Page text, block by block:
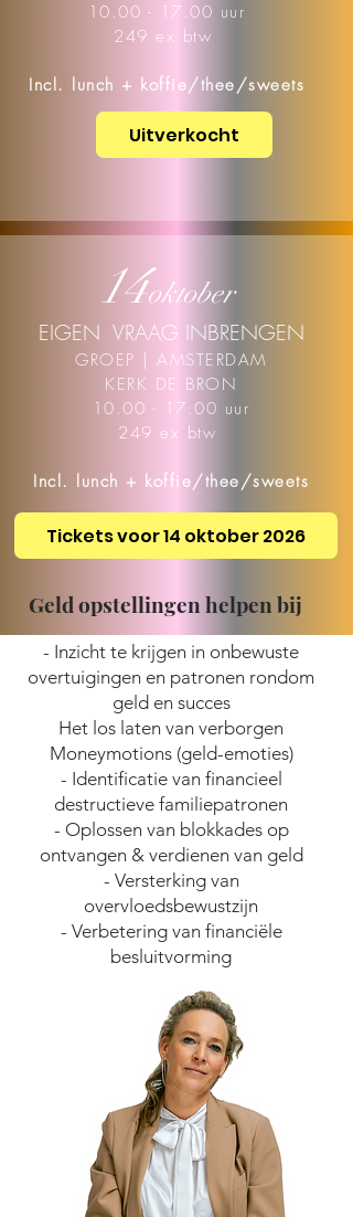
10.00 - 17.00 uur
249 ex btw
Incl. lunch + koffie/thee/sweets
Uitverkocht
14oktober
EIGEN VRAAG INBRENGEN
GROEP | AMSTERDAM
KERK DE BRON
10.00 - 17.00 uur
249 ex btw
Incl. lunch + koffie/thee/sweets
Tickets voor 14 oktober 2026
Geld opstellingen helpen bij
- Inzicht te krijgen in onbewuste
overtuigingen en patronen rondom
geld en succes
Het los laten van verborgen
Moneymotions (geld-emoties)
- Identificatie van financieel
destructieve familiepatronen
- Oplossen van blokkades op
ontvangen & verdienen van geld
- Versterking van
overvloedsbewustzijn
- Verbetering van financiële
besluitvorming